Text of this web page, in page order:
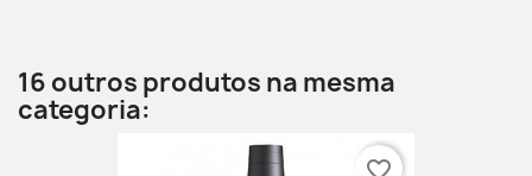
16 outros produtos na mesma
categoria: